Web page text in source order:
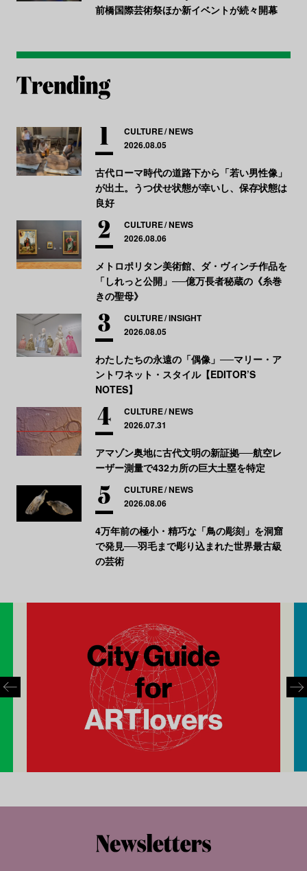
前橋国際芸術祭ほか新イベントが続々開幕
CULTURE NEWS
2026.08.05
古代ローマ時代の道路下から「若い男性像」
が出土。うつ伏せ状態が幸いし、保存状態は
良好
CULTURE NEWS
2026.08.06
メトロポリタン美術館、ダ・ヴィンチ作品を
「しれっと公開」──億万長者秘蔵の《糸巻
きの聖母》
CULTURE INSIGHT
2026.08.05
わたしたちの永遠の「偶像」──マリー・ア
ントワネット・スタイル【EDITOR’S
NOTES】
CULTURE NEWS
2026.07.31
アマゾン奥地に古代文明の新証拠──航空レ
ーザー測量で432カ所の巨大土塁を特定
CULTURE NEWS
2026.08.06
4万年前の極小・精巧な「鳥の彫刻」を洞窟
で発見──羽毛まで彫り込まれた世界最古級
の芸術